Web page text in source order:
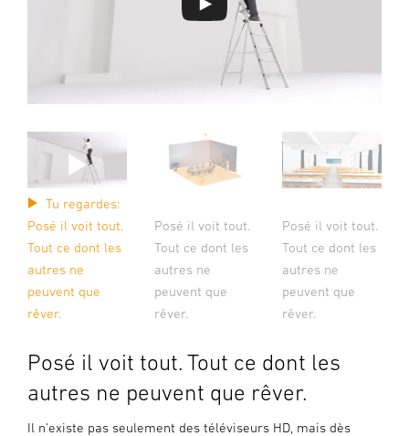
Tu regardes:
Posé il voit tout.
Tout ce dont les
autres ne
peuvent que
rêver.
Posé il voit tout.
Tout ce dont les
autres ne
peuvent que
rêver.
Posé il voit tout.
Tout ce dont les
autres ne
peuvent que
rêver.
Posé il voit tout. Tout ce dont les
autres ne peuvent que rêver.
Il n'existe pas seulement des téléviseurs HD, mais dès